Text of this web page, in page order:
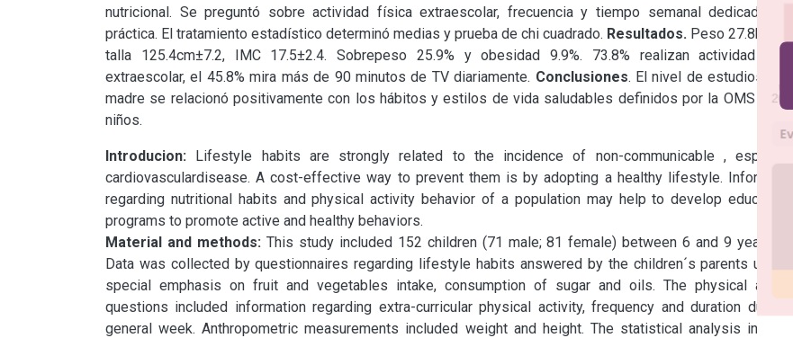
nutricional. Se preguntó sobre actividad física extraescolar, frecuencia y tiempo semanal dedicado a la
práctica. El tratamiento estadístico determinó medias y prueba de chi cuadrado. Resultados. Peso 27.8kg±5.8,
talla 125.4cm±7.2, IMC 17.5±2.4. Sobrepeso 25.9% y obesidad 9.9%. 73.8% realizan actividad física
extraescolar, el 45.8% mira más de 90 minutos de TV diariamente. Conclusiones. El nivel de estudios de la
madre se relacionó positivamente con los hábitos y estilos de vida saludables definidos por la OMS de los
niños.
Introducion: Lifestyle habits are strongly related to the incidence of non-communicable , especially
cardiovasculardisease. A cost-effective way to prevent them is by adopting a healthy lifestyle. Information
regarding nutritional habits and physical activity behavior of a population may help to develop educational
Material and methods: This study included 152 children (71 male; 81 female) between 6 and 9 years-old.
Data was collected by questionnaires regarding lifestyle habits answered by the children´s parents using a
special emphasis on fruit and vegetables intake, consumption of sugar and oils. The physical activity
questions included information regarding extra-curricular physical activity, frequency and duration during a
general week. Anthropometric measurements included weight and height. The statistical analysis included